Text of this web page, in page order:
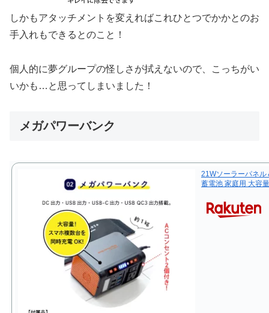
しかもアタッチメントを変えればこれひとつでかかとのお
手入れもできるとのこと！
個人的に夢グループの怪しさが拭えないので、こっちがい
いかも…と思ってしまいました！
メガパワーバンク
21Wソーラーパネ
蓄電池 家庭用 大容